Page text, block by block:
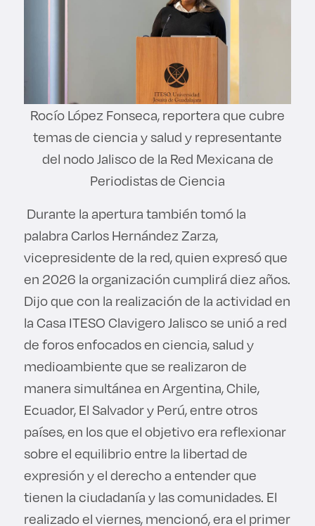
Rocío López Fonseca, reportera que cubre
temas de ciencia y salud y representante
del nodo Jalisco de la Red Mexicana de
Periodistas de Ciencia
Durante la apertura también tomó la
palabra Carlos Hernández Zarza,
vicepresidente de la red, quien expresó que
en 2026 la organización cumplirá diez años.
Dijo que con la realización de la actividad en
la Casa ITESO Clavigero Jalisco se unió a red
de foros enfocados en ciencia, salud y
medioambiente que se realizaron de
manera simultánea en Argentina, Chile,
Ecuador, El Salvador y Perú, entre otros
países, en los que el objetivo era reflexionar
sobre el equilibrio entre la libertad de
expresión y el derecho a entender que
tienen la ciudadanía y las comunidades. El
realizado el viernes, mencionó, era el primer